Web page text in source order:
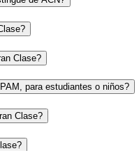
Clase?
para estudiantes o niños?
Clase?